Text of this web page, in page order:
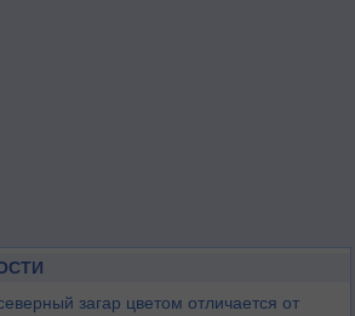
загар цветом отличается от